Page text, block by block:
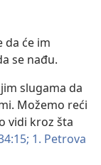
da će im
se nađu.
slugama da
Možemo reći
vidi kroz šta
1. Petrova